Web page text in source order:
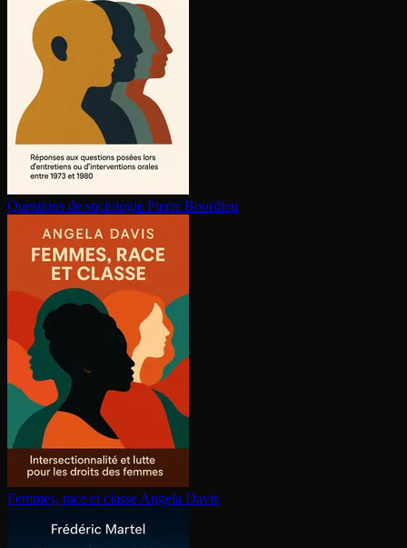
Questions de sociologie Pierre Bourdieu
Femmes, race et classe Angela Davis